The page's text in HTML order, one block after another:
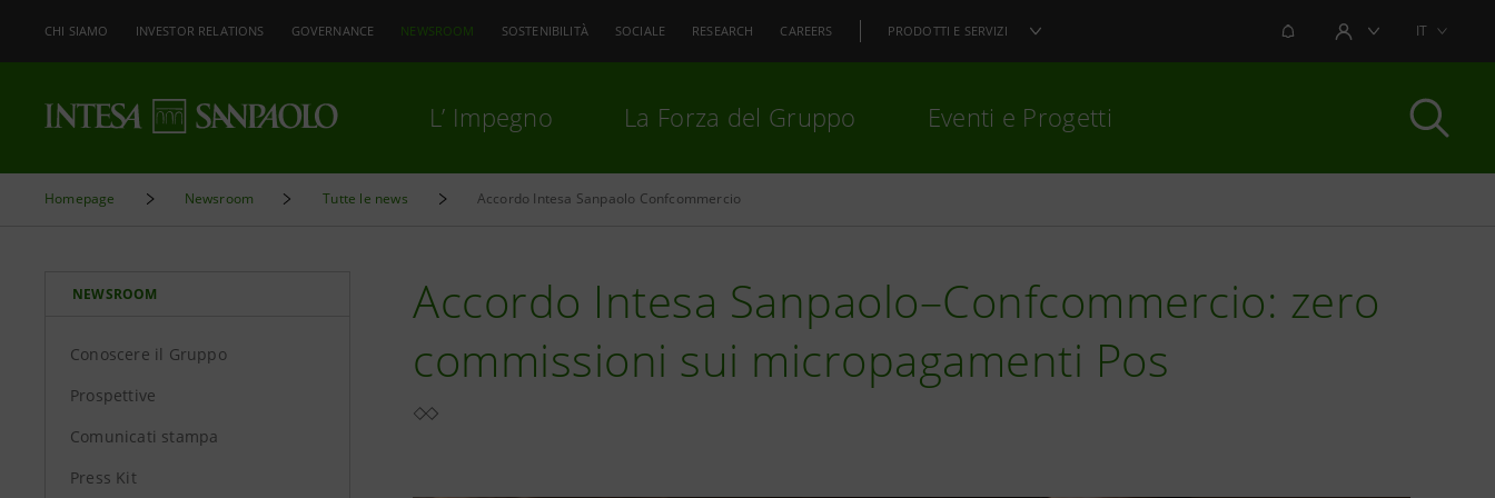
CHI SIAMO INVESTOR RELATIONS GOVERNANCE NEWSROOM SOSTENIBILITÀ SOCIALE RESEARCH CAREERS PRODOTTI E SERVIZI NOTIFICHEAREA UTENTEIT
L’ Impegno La Forza del Gruppo Eventi e Progetti
Homepage Newsroom Tutte le news Accordo Intesa Sanpaolo Confcommercio
NEWSROOM
Conoscere il Gruppo
Prospettive
Comunicati stampa
Press Kit
Accordo Intesa Sanpaolo–Confcommercio: zero
commissioni sui micropagamenti Pos